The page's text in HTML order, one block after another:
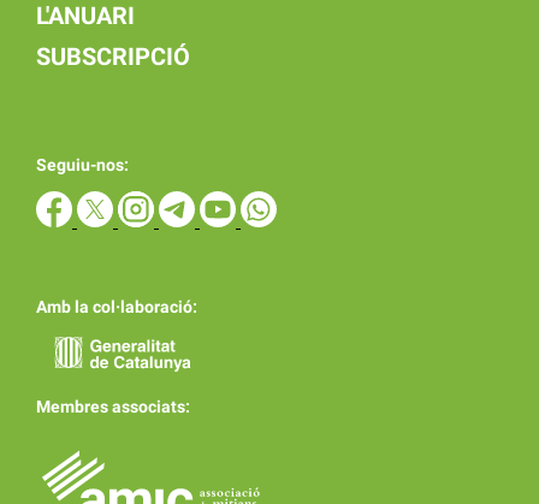
L'ANUARI
SUBSCRIPCIÓ
Seguiu-nos:
Amb la col·laboració:
Membres associats: